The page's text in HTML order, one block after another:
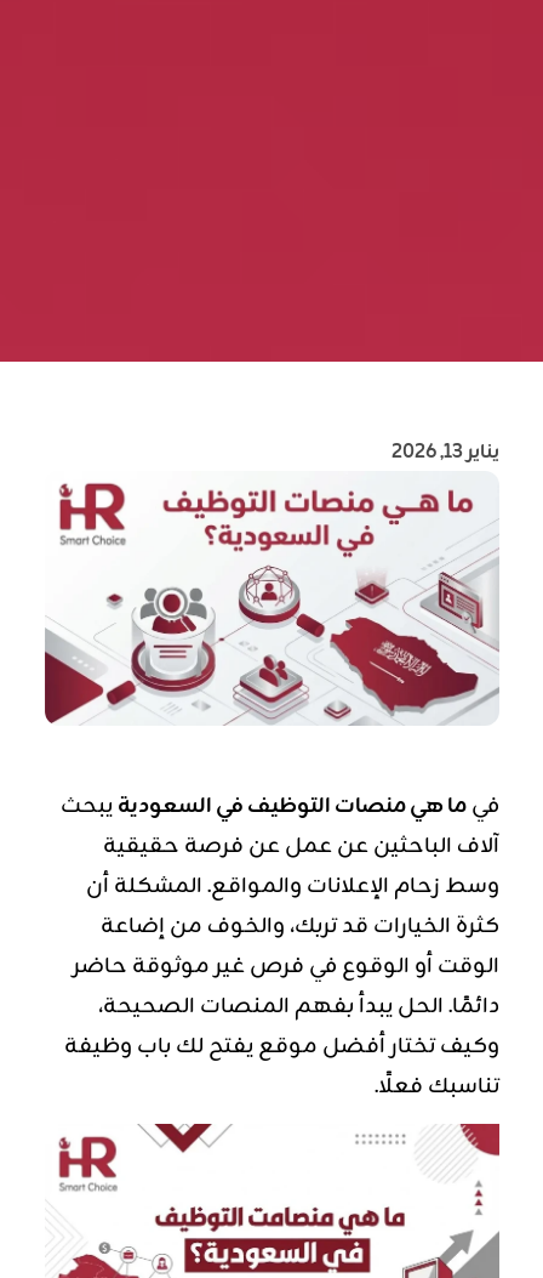
يناير 13, 2026
فيما هي منصات التوظيف في السعوديةيبحث
آلاف الباحثين عن عمل عن فرصة حقيقية
وسط زحام الإعلانات والمواقع. المشكلة أن
كثرة الخيارات قد تربك، والخوف من إضاعة
الوقت أو الوقوع في فرص غير موثوقة حاضر
دائمًا. الحل يبدأ بفهم المنصات الصحيحة،
وكيفتختار أفضل موقع يفتح لك باب وظيفة
تناسبك فعلًا.